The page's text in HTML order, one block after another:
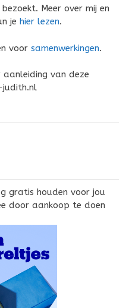
Meer over mij en
je hier lezen.
voor samenwerkingen.
van deze
judith.nl
gratis houden voor jou
door aankoop te doen